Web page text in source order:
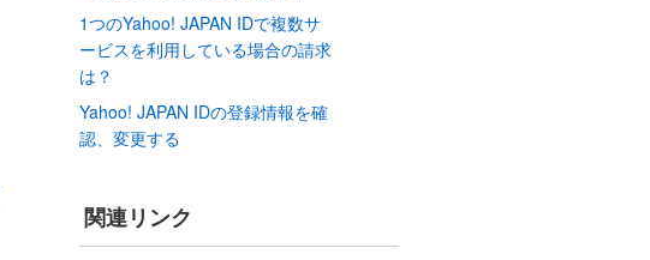
1つのYahoo! JAPAN IDで複数サ
ービスを利用している場合の請求
は？
Yahoo! JAPAN IDの登録情報を確
認、変更する
関連リンク